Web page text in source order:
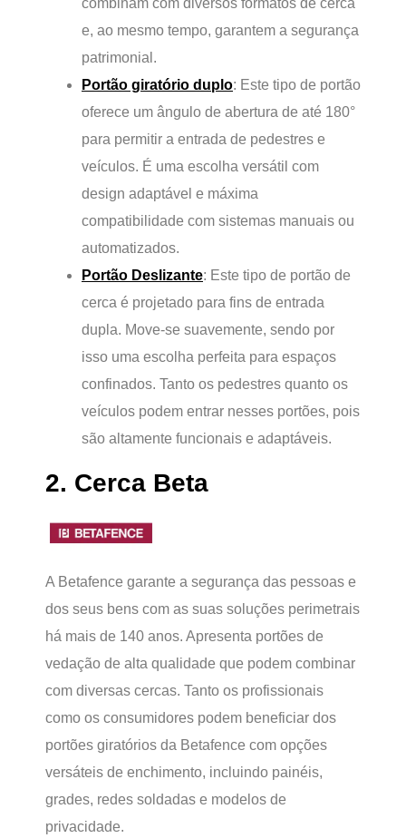
e, ao mesmo tempo, garantem a segurança
patrimonial.
Portão giratório duplo: Este tipo de portão
oferece um ângulo de abertura de até 180°
para permitir a entrada de pedestres e
veículos. É uma escolha versátil com
design adaptável e máxima
compatibilidade com sistemas manuais ou
automatizados.
Portão Deslizante: Este tipo de portão de
cerca é projetado para fins de entrada
dupla. Move-se suavemente, sendo por
isso uma escolha perfeita para espaços
confinados. Tanto os pedestres quanto os
veículos podem entrar nesses portões, pois
são altamente funcionais e adaptáveis.
2. Cerca Beta
A Betafence garante a segurança das pessoas e
dos seus bens com as suas soluções perimetrais
há mais de 140 anos. Apresenta portões de
vedação de alta qualidade que podem combinar
com diversas cercas. Tanto os profissionais
como os consumidores podem beneficiar dos
portões giratórios da Betafence com opções
versáteis de enchimento, incluindo painéis,
grades, redes soldadas e modelos de
privacidade.